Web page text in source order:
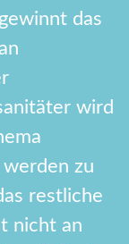
das
wird
zu
restliche
nicht an